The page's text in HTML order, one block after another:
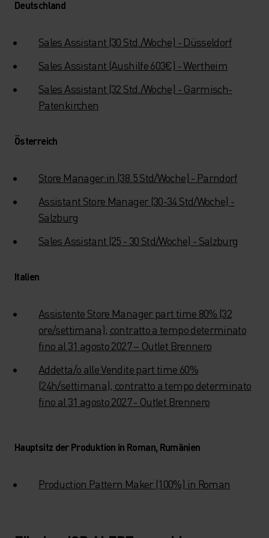
Deutschland
Sales Assistant (30 Std./Woche) - Düsseldorf
Sales Assistant (Aushilfe 603€) - Wertheim
Sales Assistant (32 Std./Woche) - Garmisch-
Patenkirchen
Österreich
Store Manager:in (38.5 Std/Woche) - Parndorf
Assistant Store Manager (30-34 Std/Woche) -
Salzburg
Sales Assistant (25 - 30 Std/Woche) - Salzburg
Italien
Assistente Store Manager part time 80% (32
ore/settimana); contratto a tempo determinato
fino al 31 agosto 2027 – Outlet Brennero
Addetta/o alle Vendite part time 60%
(24h/settimana), contratto a tempo determinato
fino al 31 agosto 2027 - Outlet Brennero
Hauptsitz der Produktion in Roman, Rumänien
Production Pattern Maker (100%) in Roman